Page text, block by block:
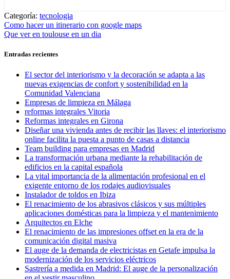
Categoría: tecnologia
Navegación
de
entradas
Entrada
anterior:
Como hacer un itinerario con google maps
Entrada
Que ver en toulouse en un dia
Entradas recientes
El sector del interiorismo y la decoración se adapta a las
nuevas exigencias de confort y sostenibilidad en la
Comunidad Valenciana
Empresas de limpieza en Málaga
reformas integrales Vitoria
Reformas integrales en Girona
Diseñar una vivienda antes de recibir las llaves: el interiorismo
online facilita la puesta a punto de casas a distancia
Team building para empresas en Madrid
La transformación urbana mediante la rehabilitación de
edificios en la capital española
La vital importancia de la alimentación profesional en el
exigente entorno de los rodajes audiovisuales
Instalador de toldos en Ibiza
El renacimiento de los abrasivos clásicos y sus múltiples
aplicaciones domésticas para la limpieza y el mantenimiento
Arquitectos en Elche
El renacimiento de las impresiones offset en la era de la
comunicación digital masiva
El auge de la demanda de electricistas en Getafe impulsa la
modernización de los servicios eléctricos
Sastrería a medida en Madrid: El auge de la personalización